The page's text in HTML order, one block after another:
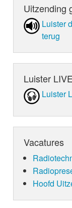
Uitzending
Luister
terug
Luister LIVE
Luister
Vacatures
Hoofd